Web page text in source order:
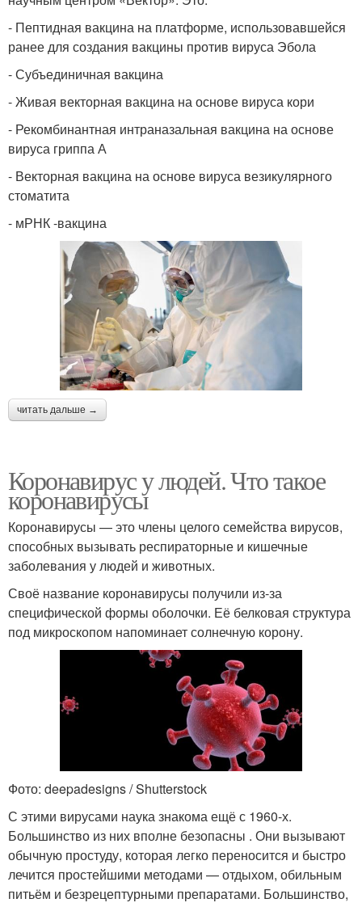
- Пептидная вакцина на платформе, использовавшейся
ранее для создания вакцины против вируса Эбола
- Субъединичная вакцина
- Живая векторная вакцина на основе вируса кори
- Рекомбинантная интраназальная вакцина на основе
вируса гриппа А
- Векторная вакцина на основе вируса везикулярного
стоматита
- мРНК -вакцина
читать дальше →
Коронавирус у людей. Что такое
коронавирусы
Коронавирусы — это члены целого семейства вирусов,
способных вызывать респираторные и кишечные
заболевания у людей и животных.
Своё название коронавирусы получили из‑за
специфической формы оболочки. Её белковая структура
под микроскопом напоминает солнечную корону.
Фото: deepadesigns / Shutterstock
С этими вирусами наука знакома ещё с 1960‑х.
Большинство из них вполне безопасны . Они вызывают
обычную простуду, которая легко переносится и быстро
лечится простейшими методами — отдыхом, обильным
питьём и безрецептурными препаратами. Большинство,